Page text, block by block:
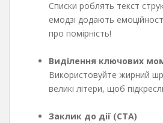
Списки роблять текст
емодзі додають
про помірність!
Виділення ключових
Використовуйте жирний
великі літери, щоб
Заклик до дії (CTA)